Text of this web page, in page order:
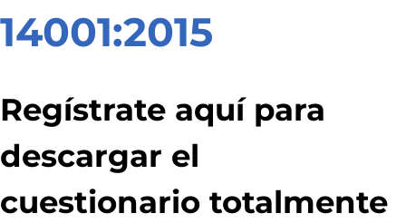
14001:2015
Regístrate aquí para
descargar el
cuestionario totalmente